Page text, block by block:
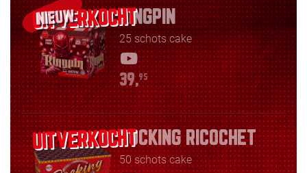
NIEUW KINGPIN
25 schots cake
39,95
ROCKING RICOCHET
50 schots cake